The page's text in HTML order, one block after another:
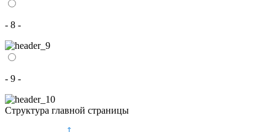
- 8 -
- 9 -
Структура главной страницы